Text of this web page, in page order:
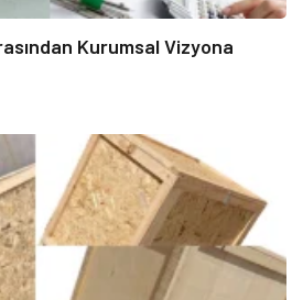
Kurumsal Vizyona